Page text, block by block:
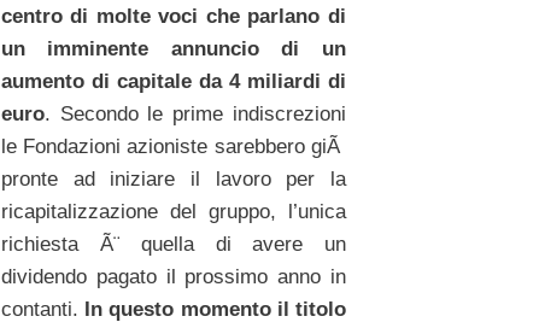
centro di molte voci che parlano di
un imminente annuncio di un
aumento di capitale da 4 miliardi di
euro. Secondo le prime indiscrezioni
le Fondazioni azioniste sarebbero giÃ
pronte ad iniziare il lavoro per la
ricapitalizzazione del gruppo, l’unica
richiesta Ã¨ quella di avere un
dividendo pagato il prossimo anno in
contanti. In questo momento il titolo